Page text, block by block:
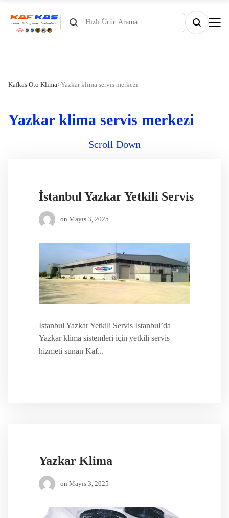
Products
search
Kafkas Oto Klima>Yazkar klima servis merkezi
Yazkar klima servis merkezi
Scroll Down
İstanbul Yazkar Yetkili Servis
on Mayıs 3, 2025
İstanbul Yazkar Yetkili Servis İstanbul’da
Yazkar klima sistemleri için yetkili servis
hizmeti sunan Kaf...
Yazkar Klima
on Mayıs 3, 2025